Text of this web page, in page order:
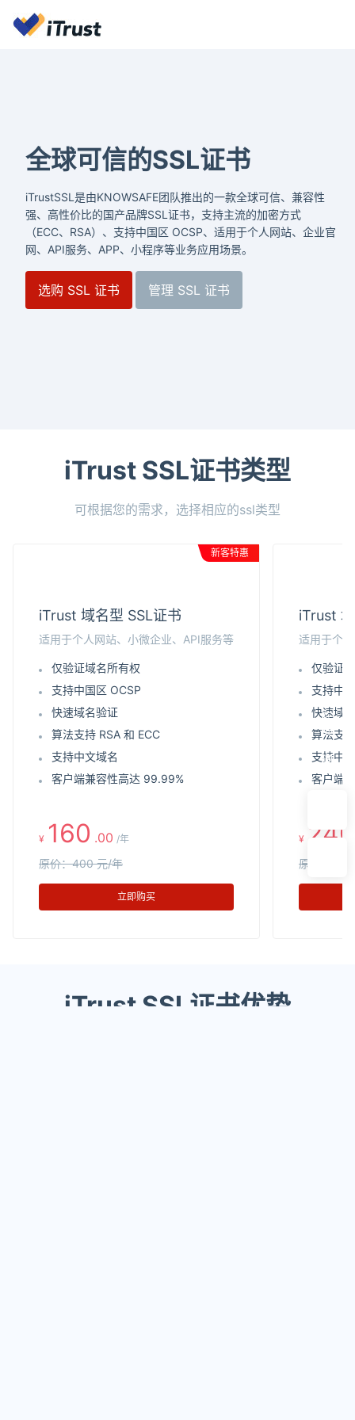
全球可信的SSL证书
iTrustSSL是由KNOWSAFE团队推出的一款全球可信、兼容性
强、高性价比的国产品牌SSL证书，支持主流的加密方式
（ECC、RSA）、支持中国区 OCSP、适用于个人网站、企业官
网、API服务、APP、小程序等业务应用场景。
选购 SSL 证书 管理 SSL 证书
iTrust SSL证书类型
可根据您的需求，选择相应的ssl类型
新客特惠
iTrust 域名型 SSL证书
适用于个人网站、小微企业、API服务等
仅验证域名所有权
支持中国区 OCSP
快速域名验证
算法支持 RSA 和 ECC
支持中文域名
客户端兼容性高达 99.99%
¥ 160 .00 /年
原价：400 元/年
立即购买
iTrust
适用于个
仅验证
支持中
快速域
算法支
支持中
客户端
¥ 240
原价：
iTrust SSL证书优势
在
线
咨
询